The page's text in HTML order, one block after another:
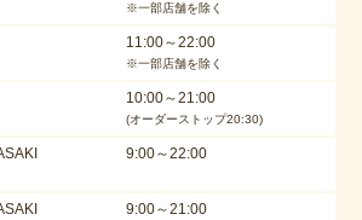
※一部店舗を除く
11:00～22:00
※一部店舗を除く
10:00～21:00
(オーダーストップ20:30)
9:00～22:00
9:00～21:00